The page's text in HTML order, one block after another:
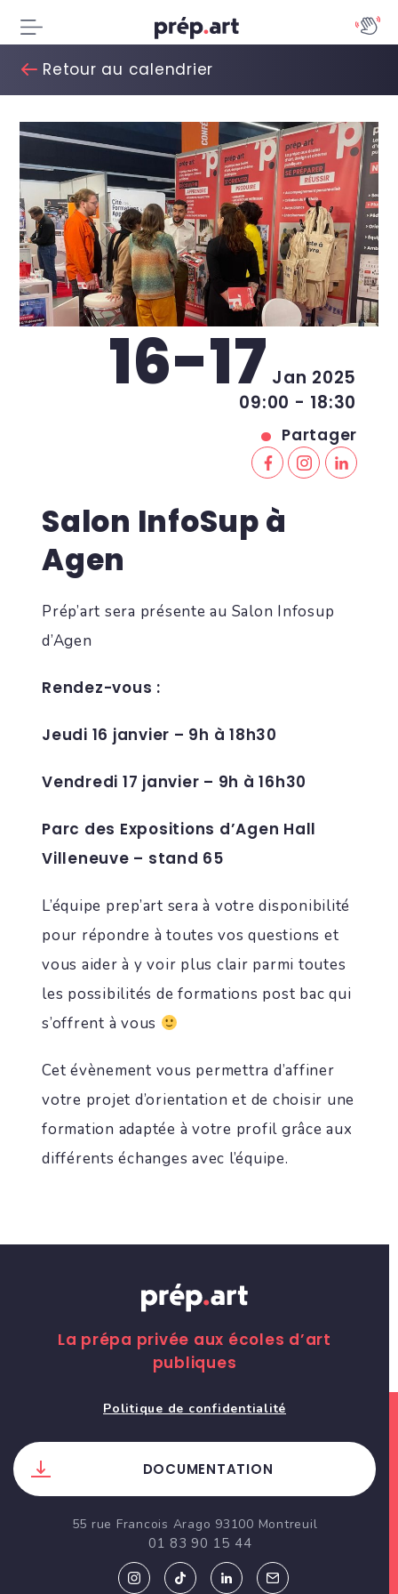
Retour au calendrier
16-17 Jan 2025
09:00 - 18:30
Partager
Salon InfoSup à
Agen
Prép’art sera présente au Salon Infosup
d’Agen
Rendez-vous :
Jeudi 16 janvier – 9h à 18h30
Vendredi 17 janvier – 9h à 16h30
Parc des Expositions d’Agen Hall
Villeneuve – stand 65
L’équipe prep’art sera à votre disponibilité
pour répondre à toutes vos questions et
vous aider à y voir plus clair parmi toutes
les possibilités de formations post bac qui
s’offrent à vous
Cet évènement vous permettra d’affiner
votre projet d’orientation et de choisir une
formation adaptée à votre profil grâce aux
différents échanges avec l’équipe.
La prépa privée aux écoles d’art
publiques
Politique de confidentialité
DOCUMENTATION
55 rue Francois Arago 93100 Montreuil
01 83 90 15 44